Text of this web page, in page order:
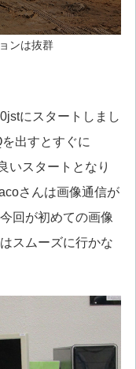
ンは抜群
にスタートしまし
出すとすぐに
いスタートとなり
さんは画像通信が
回が初めての画像
スムーズに行かな